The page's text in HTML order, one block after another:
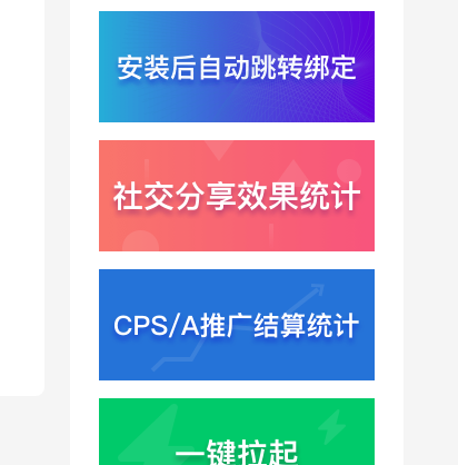
测？大模型上车打通跨
端服务与全渠道归因新
闭环
2026-07-31
Win11七月更新上线？桌
面环境能力升级加速PC